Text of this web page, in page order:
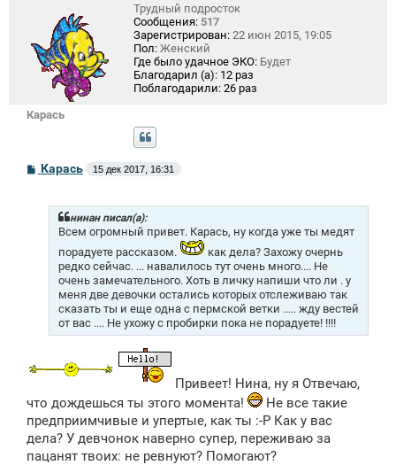
Карась
Трудный подросток
Сообщения: 517
Зарегистрирован: 22 июн 2015, 19:05
Пол: Женский
Где было удачное ЭКО: Будет
Благодарил (а): 12 раз
Поблагодарили: 26 раз
СКарась 15 дек 2017, 16:31
нинан писал(а):
Всем огромный привет. Карась, ну когда уже ты медят
порадуете рассказом.
как дела? Захожу очернь
редко сейчас. ... навалилось тут очень много.... Не
очень замечательного. Хоть в личку напиши что ли . у
меня две девочки остались которых отслеживаю так
сказать ты и еще одна с пермской ветки ..... жду вестей
от вас .... Не ухожу с пробирки пока не порадуете! !!!!
Привеет! Нина, ну я Отвечаю,
что дождешься ты этого момента!
Не все такие
предприимчивые и упертые, как ты :-P Как у вас
дела? У девчонок наверно супер, переживаю за
пацанят твоих: не ревнуют? Помогают?